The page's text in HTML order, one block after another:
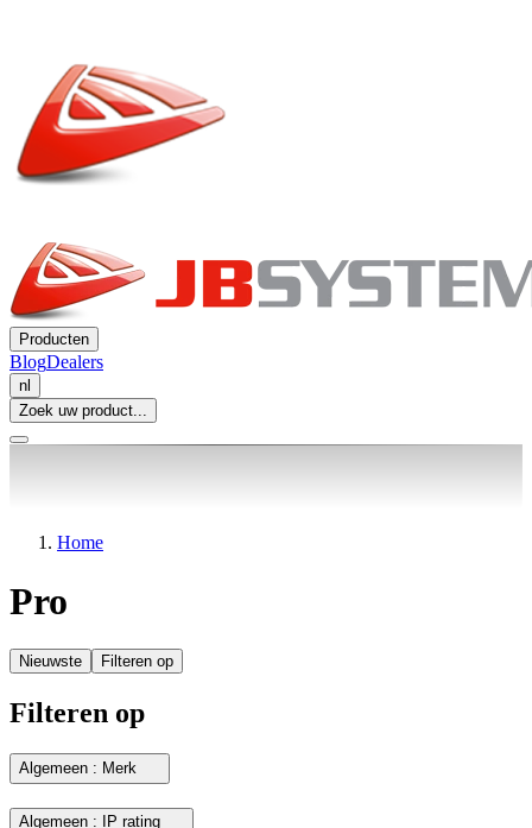
Producten
BlogDealers
nl
Zoek uw product...
Home
Pro
Nieuwste Filteren op
Filteren op
Algemeen : Merk
Algemeen : IP rating